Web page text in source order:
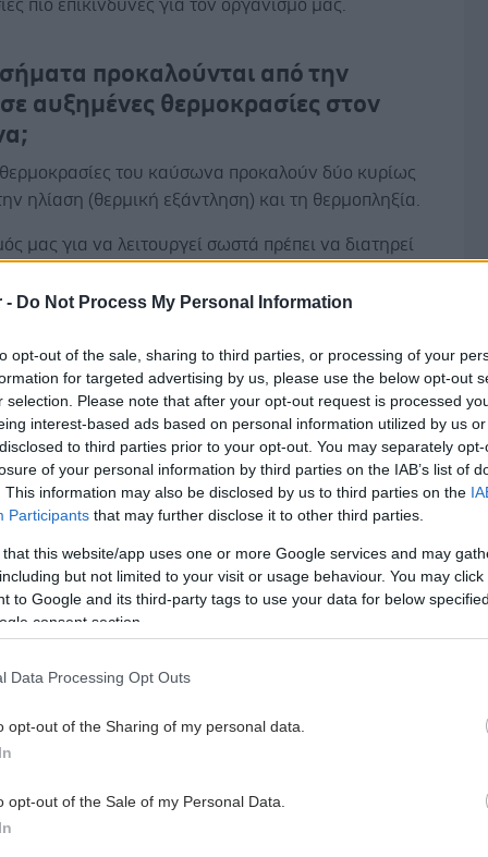
- Do Not Process My Personal Information
opt-out of the sale, sharing to third parties, or processing of your
for targeted advertising by us, please use the below opt-out
selection. Please note that after your opt-out request is processed
interest-based ads based on personal information utilized by us
to third parties prior to your opt-out. You may separately
of your personal information by third parties on the IAB’s list of
This information may also be disclosed by us to third parties on the
Participants that may further disclose it to other third parties.
that this website/app uses one or more Google services and may
but not limited to your visit or usage behaviour. You may
to Google and its third-party tags to use your data for below
consent section.
Data Processing Opt Outs
opt-out of the Sharing of my personal data.
opt-out of the Sale of my Personal Data.
πιο επικίνδυνες για τον οργανισμό μας.
προκαλούνται από την
αυξημένες θερμοκρασίες στον
του καύσωνα προκαλούν δύο κυρίως
ηλίαση (θερμική εξάντληση) και τη θερμοπληξία.
μας για να λειτουργεί σωστά πρέπει να διατηρεί
προσπαθεί να αποβάλει την περίσσεια
ζέστη αυτός ο μηχανισμός δεν επαρκεί για
θερμοκρασίας του οργανισμού μας. Η αύξηση της
του σώματός μας μπορεί να προκαλέσει βλάβες
και σε άλλα ζωτικά όργανα.
περισσότερο;
θερμοκρασία κινδυνεύουν περισσότερο οι
τα μικρά παιδιά και όσοι πάσχουν από χρόνια
ή αναπνευστικά νοσήματα (όπως η χρόνια
πνευμονοπάθεια). Κίνδυνο μπορεί να διατρέξουν
αλκοόλ, δεν προστατεύονται από τον ήλιο και δεν
αυξημένος ο κίνδυνος στον